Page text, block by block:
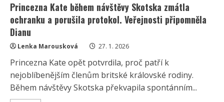
Princezna Kate během návštěvy Skotska zmátla
ochranku a porušila protokol. Veřejnosti připomněla
Dianu
Lenka Marousková 27. 1. 2026
Princezna Kate opět potvrdila, proč patří k
nejoblíbenějším členům britské královské rodiny.
Během návštěvy Skotska překvapila spontánním...